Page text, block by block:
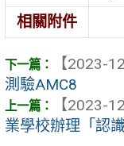
相關附件
【2023-
測驗AMC8
【2023-
業學校辦理「認